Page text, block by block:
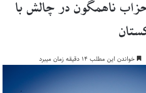
ناهمگون در چالش با
خواندن این مطلب ۱۴ دقیقه زمان میبرد